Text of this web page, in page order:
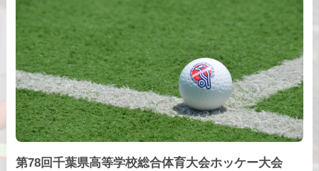
第78回千葉県高等学校総合体育大会ホッケー大会